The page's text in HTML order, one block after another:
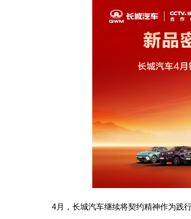
4月，长城汽车继续将契约精神作为践